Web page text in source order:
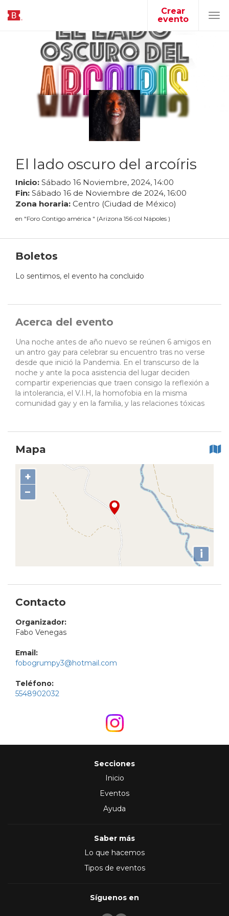
Crear
evento
El lado oscuro del arcoíris
Inicio: Sábado 16 Noviembre, 2024, 14:00
Fin: Sábado 16 de Noviembre de 2024, 16:00
Zona horaria: Centro (Ciudad de México)
en "Foro Contigo américa " (Arizona 156 col Nápoles )
Boletos
Lo sentimos, el evento ha concluido
Acerca del evento
Una noche antes de año nuevo se reúnen 6 amigos en
un antro gay para celebrar su encuentro tras no verse
desde que inició la Pandemia. En el transcurso de la
noche y ante la poca asistencia del lugar deciden
compartir experiencias que traen consigo la reflexión a
la intolerancia, el V.I.H, la homofobia en la misma
comunidad gay y en la familia, y las relaciones tóxicas
Mapa
+
−
i
Contacto
Organizador:
Fabo Venegas
Email:
fobogrumpy3@hotmail.com
Teléfono:
5548902032
Secciones
Inicio
Eventos
Ayuda
Saber más
Lo que hacemos
Tipos de eventos
Síguenos en